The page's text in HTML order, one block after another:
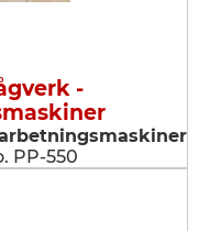
-
PP-550